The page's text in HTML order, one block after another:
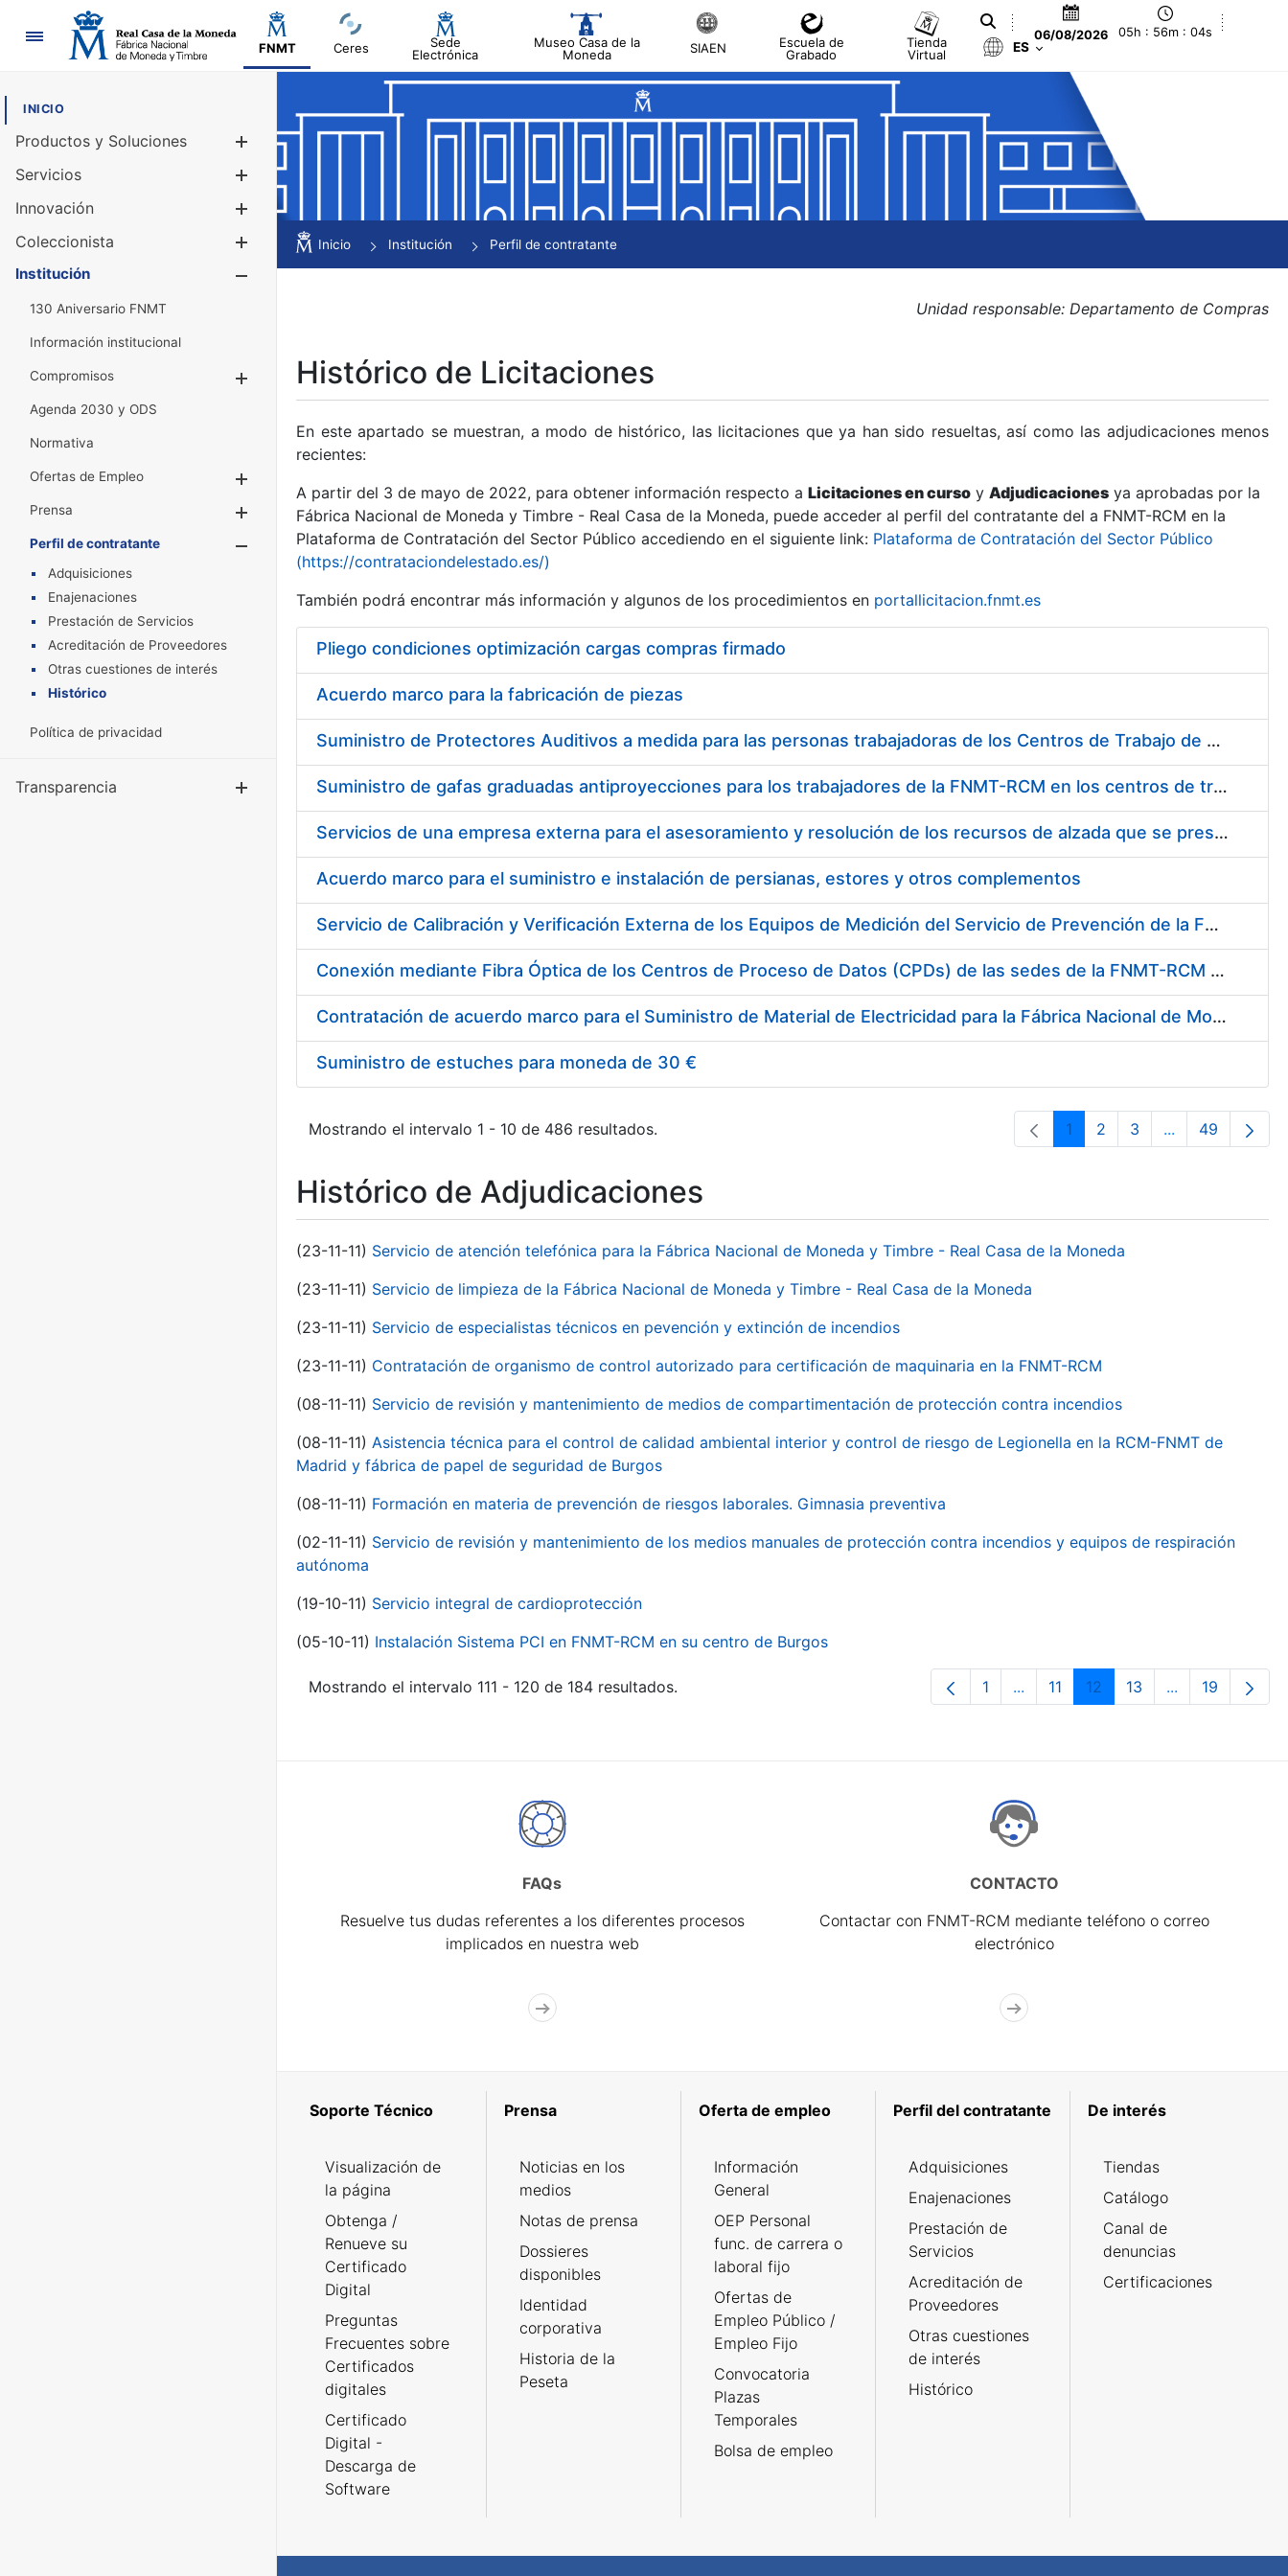
Navegación
FNMT Ceres
Sede
Electrónica
Museo Casa de la
Moneda
SIAEN
Escuela de
Grabado
Tienda
Virtual
06/08/2026 05h : 56m : 04s
ES
INICIO
Productos y Soluciones
Mostrar/Ocultar
Servicios
Innovación
Coleccionista
Mostrar/Ocultar
Institución
130 Aniversario FNMT
Información institucional
Compromisos
Mostrar/Ocultar
Agenda 2030 y ODS
Normativa
Ofertas de Empleo
Prensa
Mostrar/Ocultar
Perfil de contratante
Mostrar/Ocultar
Adquisiciones
Enajenaciones
Prestación de Servicios
Acreditación de Proveedores
Otras cuestiones de interés
Histórico
Política de privacidad
Transparencia Mostrar/Ocultar
Inicio Institución Perfil de contratante
Unidad responsable: Departamento de Compras
Histórico de Licitaciones
En este apartado se muestran, a modo de histórico, las licitaciones que ya han sido resueltas, así como las adjudicaciones menos
recientes:
A partir del 3 de mayo de 2022, para obtener información respecto a Licitaciones en curso y Adjudicaciones ya aprobadas por la
Fábrica Nacional de Moneda y Timbre - Real Casa de la Moneda, puede acceder al perfil del contratante del a FNMT-RCM en la
Plataforma de Contratación del Sector Público accediendo en el siguiente link: Plataforma de Contratación del Sector Público
(https://contrataciondelestado.es/)
También podrá encontrar más información y algunos de los procedimientos en portallicitacion.fnmt.es
Pliego condiciones optimización cargas compras firmado
Acuerdo marco para la fabricación de piezas
Suministro de Protectores Auditivos a medida para las personas trabajadoras de los Centros de Trabajo de Madrid y Burgos
Suministro de gafas graduadas antiproyecciones para los trabajadores de la FNMT-RCM en los centros de trabajo de Madrid y Burgos
Servicios de una empresa externa para el asesoramiento y resolución de los recursos de alzada que se presentan relacionados con procesos de selección para la FNMT-RCM
Acuerdo marco para el suministro e instalación de persianas, estores y otros complementos
Servicio de Calibración y Verificación Externa de los Equipos de Medición del Servicio de Prevención de la FNMT-RCM
Conexión mediante Fibra Óptica de los Centros de Proceso de Datos (CPDs) de las sedes de la FNMT-RCM de Burgos y Madrid
Contratación de acuerdo marco para el Suministro de Material de Electricidad para la Fábrica Nacional de Moneda y Timbre-Real Casa de la Moneda en su centro de trabajo de Burgos
Suministro de estuches para moneda de 30 €
Mostrando el intervalo 1 - 10 de 486 resultados. Página
1 Página
2 Página
3 ...PáginasPágina
49
Histórico de Adjudicaciones
(23-11-11) Servicio de atención telefónica para la Fábrica Nacional de Moneda y Timbre - Real Casa de la Moneda
(23-11-11) Servicio de limpieza de la Fábrica Nacional de Moneda y Timbre - Real Casa de la Moneda
(23-11-11) Servicio de especialistas técnicos en pevención y extinción de incendios
(23-11-11) Contratación de organismo de control autorizado para certificación de maquinaria en la FNMT-RCM
(08-11-11) Servicio de revisión y mantenimiento de medios de compartimentación de protección contra incendios
(08-11-11) Asistencia técnica para el control de calidad ambiental interior y control de riesgo de Legionella en la RCM-FNMT de
Madrid y fábrica de papel de seguridad de Burgos
(08-11-11) Formación en materia de prevención de riesgos laborales. Gimnasia preventiva
(02-11-11) Servicio de revisión y mantenimiento de los medios manuales de protección contra incendios y equipos de respiración
autónoma
(19-10-11) Servicio integral de cardioprotección
(05-10-11) Instalación Sistema PCI en FNMT-RCM en su centro de Burgos
Mostrando el intervalo 111 - 120 de 184 resultados. Página
1 ...Páginas intermedias Use TAB para
Página
11 Página
12 Página
13 ...PáginasPágina
19
FAQs
Resuelve tus dudas referentes a los diferentes procesos
implicados en nuestra web
CONTACTO
Contactar con FNMT-RCM mediante teléfono o correo
electrónico
Soporte Técnico
Visualización de
la página
Obtenga /
Renueve su
Certificado
Digital
Preguntas
Frecuentes sobre
Certificados
digitales
Certificado
Digital -
Descarga de
Software
Prensa
Noticias en los
medios
Notas de prensa
Dossieres
disponibles
Identidad
corporativa
Historia de la
Peseta
Oferta de empleo
Información
General
OEP Personal
func. de carrera o
laboral fijo
Ofertas de
Empleo Público /
Empleo Fijo
Convocatoria
Plazas
Temporales
Bolsa de empleo
Perfil del contratante
Adquisiciones
Enajenaciones
Prestación de
Servicios
Acreditación de
Proveedores
Otras cuestiones
de interés
Histórico
De interés
Tiendas
Catálogo
Canal de
denuncias
Certificaciones